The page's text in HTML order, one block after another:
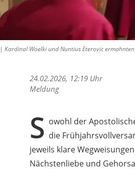
| Kardinal Woelki und Nuntius Eterovic
24.02.2026, 12:19 Uhr
Meldung
S owohl der
die
jeweils klare
Nächstenliebe und